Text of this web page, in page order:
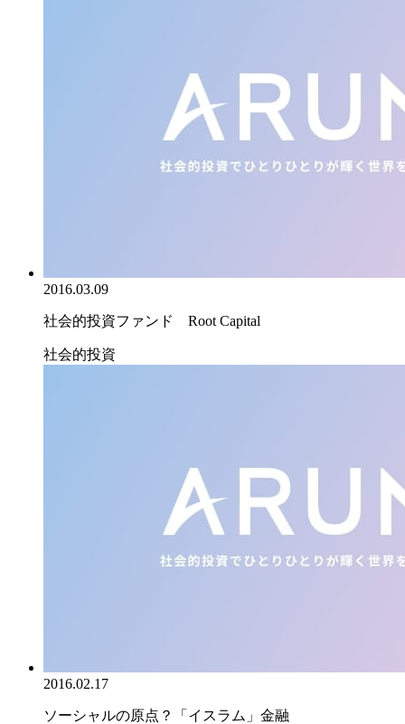
2016.03.09
社会的投資ファンド Root Capital
社会的投資
2016.02.17
ソーシャルの原点？「イスラム」金融